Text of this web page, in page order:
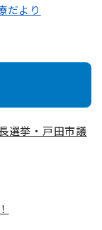
だより
選挙・戸田市議